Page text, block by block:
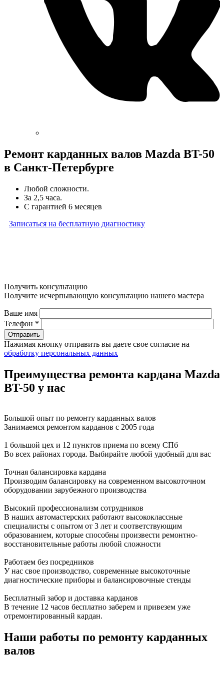
Ремонт карданных валов Mazda BT-50
в Санкт-Петербурге
Любой сложности.
За 2,5 часа.
С гарантией 6 месяцев
Записаться на бесплатную диагностику
Получить консультацию
Получите исчерпывающую консультацию нашего мастера
Ваше имя
Телефон *
Нажимая кнопку отправить вы даете свое согласие на
обработку персональных данных
Преимущества ремонта кардана Mazda
BT-50 у нас
Большой опыт по ремонту карданных валов
Занимаемся ремонтом карданов с 2005 года
1 большой цех и 12 пунктов приема по всему СПб
Во всех районах города. Выбирайте любой удобный для вас
Точная балансировка кардана
Производим балансировку на современном высокоточном
оборудовании зарубежного производства
Высокий профессионализм сотрудников
В наших автомастерских работают высококлассные
специалисты с опытом от 3 лет и соответствующим
образованием, которые способны произвести ремонтно-
восстановительные работы любой сложности
Работаем без посредников
У нас свое производство, современные высокоточные
диагностические приборы и балансировочные стенды
Бесплатный забор и доставка карданов
В течение 12 часов бесплатно заберем и привезем уже
отремонтированный кардан.
Наши работы по ремонту карданных
валов